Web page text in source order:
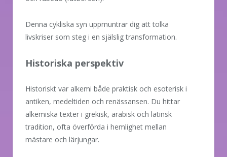
Denna cykliska syn uppmuntrar dig att tolka
livskriser som steg i en själslig transformation.
Historiska perspektiv
Historiskt var alkemi både praktisk och esoterisk i
antiken, medeltiden och renässansen. Du hittar
alkemiska texter i grekisk, arabisk och latinsk
tradition, ofta överförda i hemlighet mellan
mästare och lärjungar.